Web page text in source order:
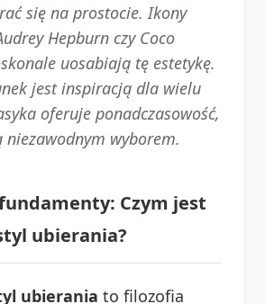
się na prostocie. Ikony
Hepburn czy Coco
uosabiają tę estetykę.
jest inspiracją dla wielu
oferuje ponadczasowość,
niezawodnym wyborem.
Czym jest
ubierania?
ubierania to filozofia